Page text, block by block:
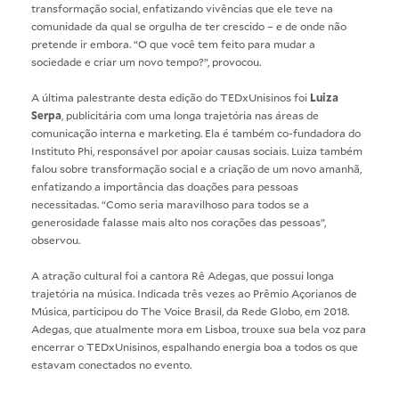
transformação social, enfatizando vivências que ele teve na
comunidade da qual se orgulha de ter crescido – e de onde não
pretende ir embora. “O que você tem feito para mudar a
sociedade e criar um novo tempo?”, provocou.
A última palestrante desta edição do TEDxUnisinos foi Luiza
Serpa, publicitária com uma longa trajetória nas áreas de
comunicação interna e marketing. Ela é também co-fundadora do
Instituto Phi, responsável por apoiar causas sociais. Luiza também
falou sobre transformação social e a criação de um novo amanhã,
enfatizando a importância das doações para pessoas
necessitadas. “Como seria maravilhoso para todos se a
generosidade falasse mais alto nos corações das pessoas”,
observou.
A atração cultural foi a cantora Rê Adegas, que possui longa
trajetória na música. Indicada três vezes ao Prêmio Açorianos de
Música, participou do The Voice Brasil, da Rede Globo, em 2018.
Adegas, que atualmente mora em Lisboa, trouxe sua bela voz para
encerrar o TEDxUnisinos, espalhando energia boa a todos os que
estavam conectados no evento.